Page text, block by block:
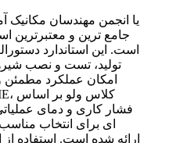
جامع ترین و معتبرترین
است. این استاندارد
تولید، تست و نصب
امکان عملکرد
فشار کاری و دمای
ای برای انتخاب
ارائه شده است. استفاده